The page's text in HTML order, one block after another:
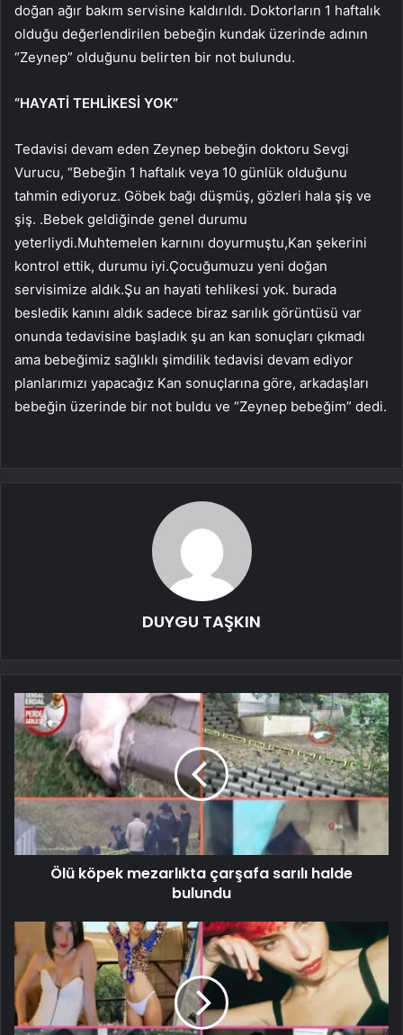
doğan ağır bakım servisine kaldırıldı. Doktorların 1 haftalık
olduğu değerlendirilen bebeğin kundak üzerinde adının
“Zeynep” olduğunu belirten bir not bulundu.
“HAYATİ TEHLİKESİ YOK”
Tedavisi devam eden Zeynep bebeğin doktoru Sevgi
Vurucu, “Bebeğin 1 haftalık veya 10 günlük olduğunu
tahmin ediyoruz. Göbek bağı düşmüş, gözleri hala şiş ve
şiş. .Bebek geldiğinde genel durumu
yeterliydi.Muhtemelen karnını doyurmuştu,Kan şekerini
kontrol ettik, durumu iyi.Çocuğumuzu yeni doğan
servisimize aldık.Şu an hayati tehlikesi yok. burada
besledik kanını aldık sadece biraz sarılık görüntüsü var
onunda tedavisine başladık şu an kan sonuçları çıkmadı
ama bebeğimiz sağlıklı şimdilik tedavisi devam ediyor
planlarımızı yapacağız Kan sonuçlarına göre, arkadaşları
bebeğin üzerinde bir not buldu ve “Zeynep bebeğim” dedi.
DUYGU TAŞKIN
Ölü köpek mezarlıkta çarşafa sarılı halde
bulundu